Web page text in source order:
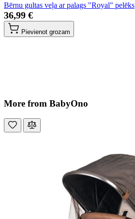
Bērnu gultas veļa ar palags "Royal" pelēks
36,99 €
Pievienot grozam
More from BabyOno